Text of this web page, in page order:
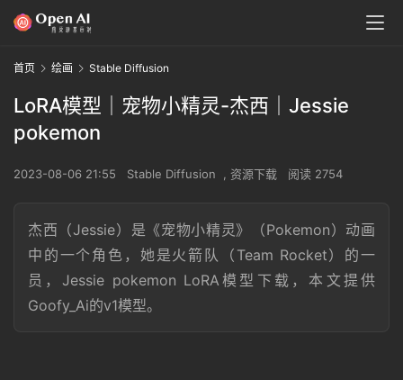
首页 绘画 Stable Diffusion
LoRA模型｜宠物小精灵-杰西｜Jessie
pokemon
2023-08-06 21:55 Stable Diffusion , 资源下载 阅读 2754
杰西（Jessie）是《宠物小精灵》（Pokemon）动画
中的一个角色，她是火箭队（Team Rocket）的一
员，Jessie pokemon LoRA模型下载，本文提供
Goofy_Ai的v1模型。